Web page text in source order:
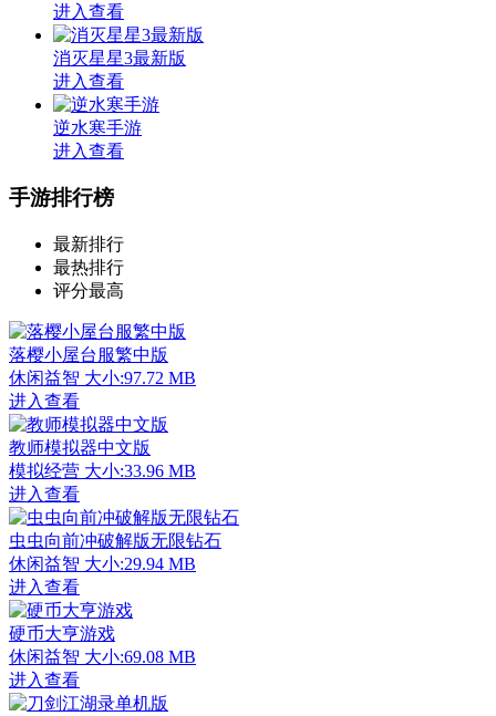
进入查看
消灭星星3最新版
进入查看
逆水寒手游
进入查看
手游排行榜
最新排行
最热排行
评分最高
落樱小屋台服繁中版
休闲益智 大小:97.72 MB
进入查看
教师模拟器中文版
模拟经营 大小:33.96 MB
进入查看
虫虫向前冲破解版无限钻石
休闲益智 大小:29.94 MB
进入查看
硬币大亨游戏
休闲益智 大小:69.08 MB
进入查看